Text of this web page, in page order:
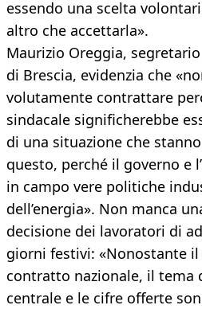
essendo una scelta
altro che accettarla».
Maurizio Oreggia,
di Brescia, evidenzia che
volutamente contrattare
sindacale significherebbe
di una situazione che
questo, perché il governo e
in campo vere politiche
dell’energia». Non manca
decisione dei lavoratori di
giorni festivi: «Nonostante
contratto nazionale, il tema
centrale e le cifre offerte